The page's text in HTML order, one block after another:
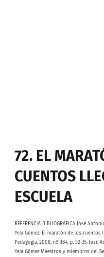
72. EL
CUENTOS
ESCUELA
REFERENCIA BIBLIOGRÁFICA José
Yela Gómez. El maratón de los cuentos
Pedagogía, 2008, nº 384, p. 32-35.
Yela Gómez Maestros y miembros del